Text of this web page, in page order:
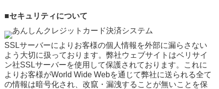
■セキュリティについて
SSLサーバーによりお客様の個人情報を外部に漏らさない
よう大切に扱っております。弊社ウェブサイトはベリサイ
ン社SSLサーバーを使用して保護されております。これに
よりお客様がWorld Wide Webを通じて弊社に送られる全て
の情報は暗号化され、改竄・漏洩することが無いことを保